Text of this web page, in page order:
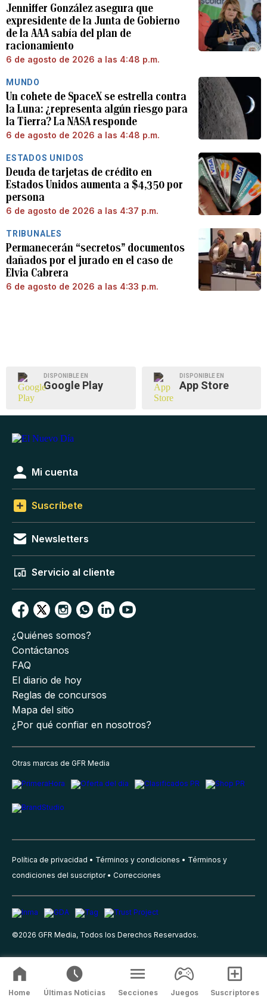
Jenniffer González asegura que
expresidente de la Junta de Gobierno
de la AAA sabía del plan de
racionamiento
6 de agosto de 2026 a las 4:48 p.m.
MUNDO
Un cohete de SpaceX se estrella contra
la Luna: ¿representa algún riesgo para
la Tierra? La NASA responde
6 de agosto de 2026 a las 4:48 p.m.
ESTADOS UNIDOS
Deuda de tarjetas de crédito en
Estados Unidos aumenta a $4,350 por
persona
6 de agosto de 2026 a las 4:37 p.m.
TRIBUNALES
Permanecerán “secretos” documentos
dañados por el jurado en el caso de
Elvia Cabrera
6 de agosto de 2026 a las 4:33 p.m.
DISPONIBLE EN
Google Play
DISPONIBLE EN
App Store
Mi cuenta
Suscríbete
Newsletters
Servicio al cliente
¿Quiénes somos?
Contáctanos
FAQ
El diario de hoy
Reglas de concursos
Mapa del sitio
¿Por qué confiar en nosotros?
Otras marcas de GFR Media
Política de privacidad Términos y condiciones
Términos y
condiciones del suscriptor
Correcciones
©2026 GFR Media, Todos los Derechos Reservados.
Home Últimas Noticias Secciones Juegos Suscriptores